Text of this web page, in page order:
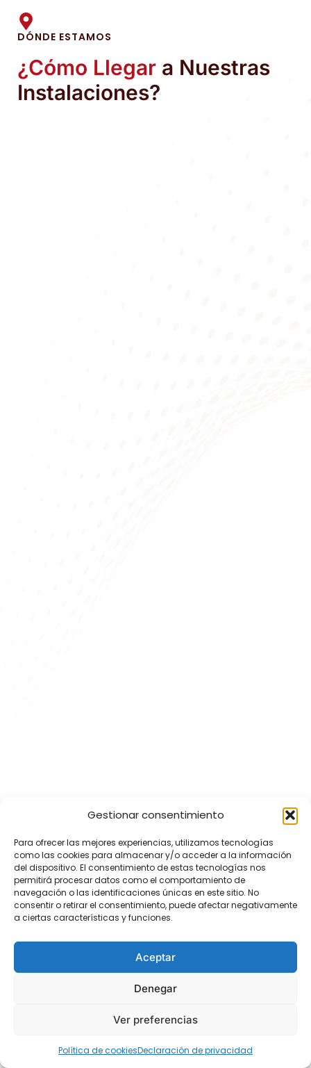
Gestionar consentimiento
Para ofrecer las mejores experiencias, utilizamos tecnologías
como las cookies para almacenar y/o acceder a la información
del dispositivo. El consentimiento de estas tecnologías nos
permitirá procesar datos como el comportamiento de
navegación o las identificaciones únicas en este sitio. No
consentir o retirar el consentimiento, puede afectar negativamente
a ciertas características y funciones.
Aceptar
Denegar
Ver preferencias
Política de cookiesDeclaración de privacidad
Solicita Presupuesto
DÓNDE ESTAMOS
¿Cómo Llegar a Nuestras
Instalaciones?
5,0
★★★★★ en la última semana